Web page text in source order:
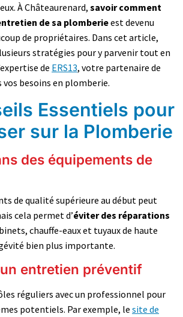
À Châteaurenard, savoir comment
de sa plomberieest devenu
de propriétaires. Dans cet article,
stratégies pour y parvenir tout en
de ERS13, votre partenaire de
besoins en plomberie.
Essentiels pour
sur la Plomberie
des équipements de
de qualité supérieure au début peut
cela permet d’éviter des réparations
chauffe-eaux et tuyaux de haute
bien plus importante.
entretien préventif
réguliers avec un professionnel pour
potentiels. Par exemple, le site de